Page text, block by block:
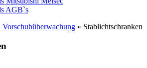
AGB`s
Vorschubüberwachung » Stablichtschranken